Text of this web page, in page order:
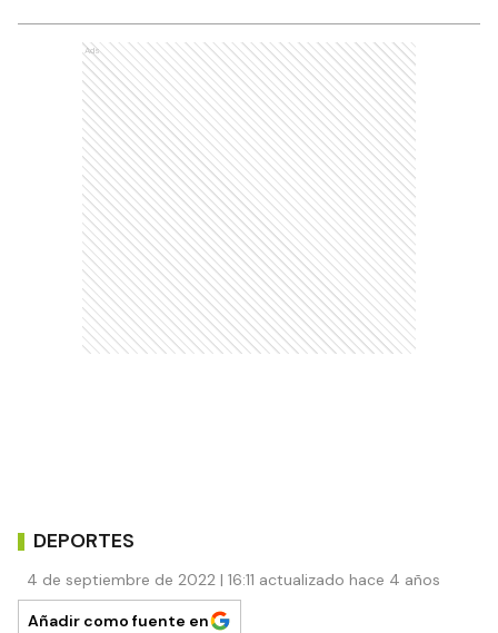
Ads
DEPORTES
4 de septiembre de 2022 | 16:11 actualizado hace 4 años
Añadir como fuente en